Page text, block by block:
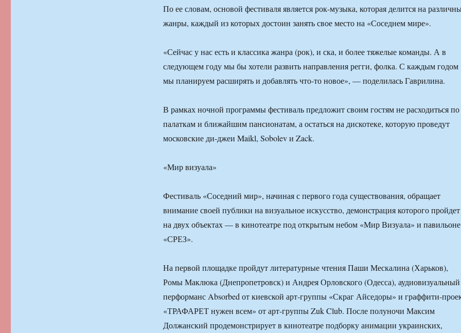
По ее словам, основой фестиваля является рок-музыка, которая делится на
жанры, каждый из которых достоин занять свое место на «Соседнем мире».
«Сейчас у нас есть и классика жанра (рок), и ска, и более тяжелые команды. А в
следующем году мы бы хотели развить направления регги, фолка. С каждым годом
мы планируем расширять и добавлять что-то новое», — поделилась Гаврилина.
В рамках ночной программы фестиваль предложит своим гостям не расходиться по
палаткам и ближайшим пансионатам, а остаться на дискотеке, которую проведут
московские ди-джеи Maikl, Sobolev и Zack.
«Мир визуала»
Фестиваль «Соседний мир», начиная с первого года существования, обращает
внимание своей публики на визуальное искусство, демонстрация которого пройдет
на двух объектах — в кинотеатре под открытым небом «Мир Визуала» и павильоне
«СРЕЗ».
На первой площадке пройдут литературные чтения Паши Мескалина (Харьков),
Ромы Маклюка (Днепропетровск) и Андрея Орловского (Одесса), аудиовизуальный
перформанс Absorbed от киевской арт-группы «Скраг Айседоры» и граффити-
«ТРАФАРЕТ нужен всем» от арт-группы Zuk Club. После полуночи Максим
Должанский продемонстрирует в кинотеатре подборку анимации украинских,